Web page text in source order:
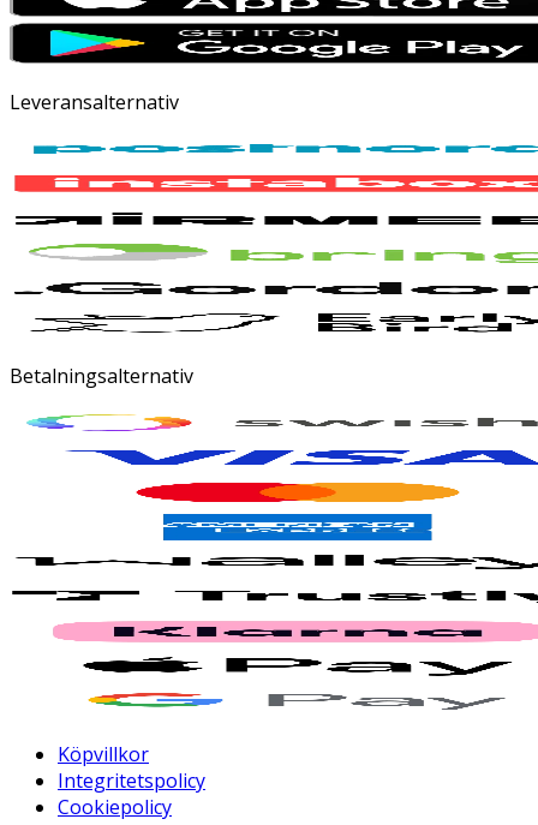
Leveransalternativ
Betalningsalternativ
Köpvillkor
Integritetspolicy
Cookiepolicy